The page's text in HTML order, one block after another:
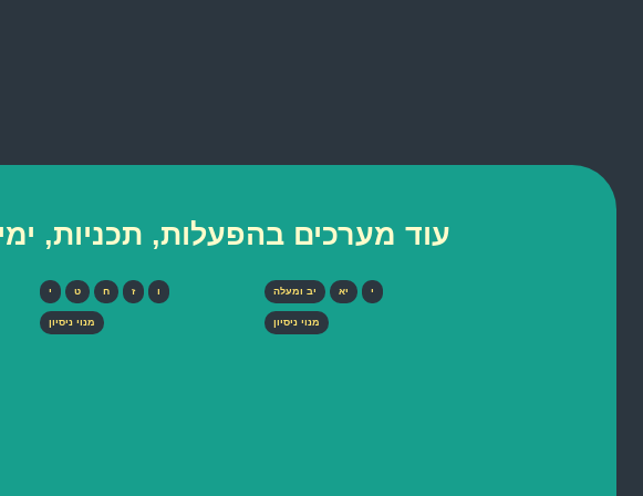
עוד מערכים בהפעלות, תכניות,
י יא יב ומעלה
מנוי ניסיון
ו ז ח ט י
מנוי ניסיון